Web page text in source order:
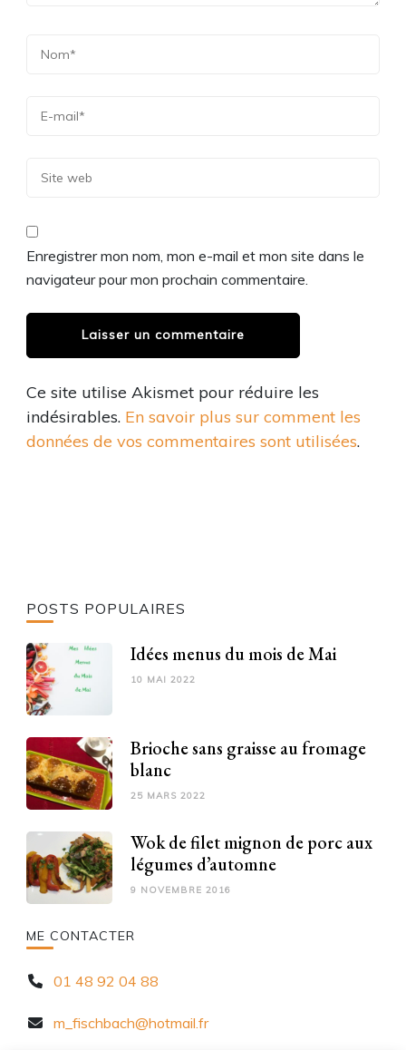
Enregistrer mon nom, mon e-mail et mon site dans le
navigateur pour mon prochain commentaire.
Ce site utilise Akismet pour réduire les
indésirables. En savoir plus sur comment les
données de vos commentaires sont utilisées.
POSTS POPULAIRES
Idées menus du mois de Mai
10 MAI 2022
Brioche sans graisse au fromage
blanc
25 MARS 2022
Wok de filet mignon de porc aux
légumes d’automne
9 NOVEMBRE 2016
ME CONTACTER
01 48 92 04 88
m_fischbach@hotmail.fr